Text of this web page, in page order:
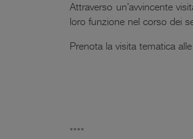
Attraverso un’avvincente
loro funzione nel corso dei
Prenota la visita tematica
****